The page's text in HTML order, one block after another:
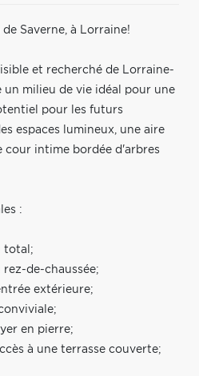
Saverne, à Lorraine!
et recherché de Lorraine-
milieu de vie idéal pour une
pour les futurs
espaces lumineux, une aire
cour intime bordée d'arbres
:
total;
de-chaussée;
extérieure;
en pierre;
à une terrasse couverte;